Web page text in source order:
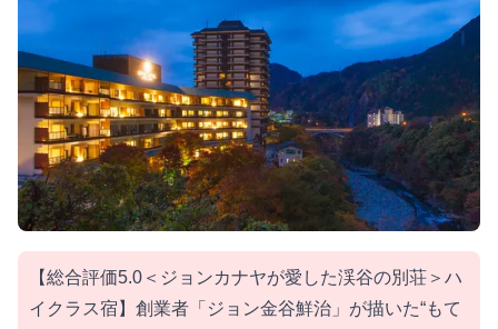
【総合評価5.0＜ジョンカナヤが愛した渓谷の別荘＞ハ
イクラス宿】創業者「ジョン金谷鮮治」が描いた“もて